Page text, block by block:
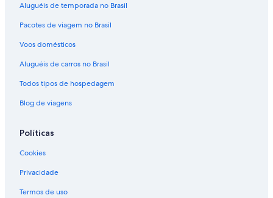
Aluguéis de temporada no Brasil
Pacotes de viagem no Brasil
Voos domésticos
Aluguéis de carros no Brasil
Todos tipos de hospedagem
Blog de viagens
Políticas
Cookies
Privacidade
Termos de uso